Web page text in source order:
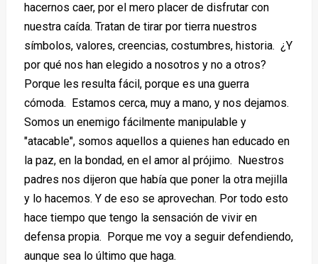
hacernos caer, por el mero placer de disfrutar con
nuestra caída. Tratan de tirar por tierra nuestros
símbolos, valores, creencias, costumbres, historia. ¿Y
por qué nos han elegido a nosotros y no a otros?
Porque les resulta fácil, porque es una guerra
cómoda. Estamos cerca, muy a mano, y nos dejamos.
Somos un enemigo fácilmente manipulable y
"atacable", somos aquellos a quienes han educado en
la paz, en la bondad, en el amor al prójimo. Nuestros
padres nos dijeron que había que poner la otra mejilla
y lo hacemos. Y de eso se aprovechan. Por todo esto
hace tiempo que tengo la sensación de vivir en
defensa propia. Porque me voy a seguir defendiendo,
aunque sea lo último que haga.